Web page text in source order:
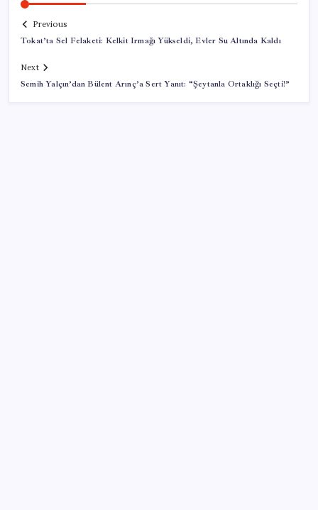
Previous
Tokat’ta Sel Felaketi: Kelkit Irmağı Yükseldi, Evler Su Altında Kaldı
Next
Semih Yalçın’dan Bülent Arınç’a Sert Yanıt: “Şeytanla Ortaklığı Seçti!”